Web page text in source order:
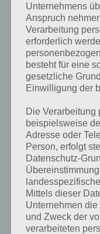
Kurze
Bagger
Unternehmens
Anspruch
Verarbeitung
erforderlich
besteht für eine
gesetzliche
Einwilligung der
Die Verarbeitung
beispielsweise
Adresse oder
Person, erfolgt
Datenschutz-
Mittels dieser
Unternehmen
und Zweck der
verarbeiteten